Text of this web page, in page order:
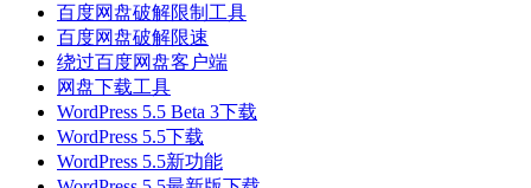
百度网盘破解限制工具
百度网盘破解限速
绕过百度网盘客户端
网盘下载工具
WordPress 5.5 Beta 3下载
WordPress 5.5下载
WordPress 5.5新功能